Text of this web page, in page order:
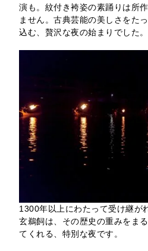
演も。紋付き袴姿の素踊りは所
ません。古典芸能の美しさをた
込む、贅沢な夜の始まりでした。
1300年以上にわたって受け継が
玄鵜飼は、その歴史の重みをま
てくれる、特別な夜です。